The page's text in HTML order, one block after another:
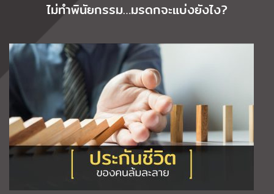
ไม่ทำพินัยกรรม…มรดกจะแบ่งยังไง?